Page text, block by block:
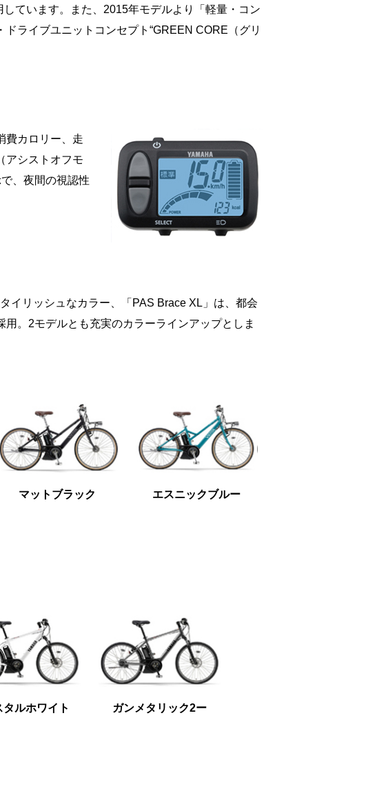
ています。また、2015年モデルより「軽量・コン
ライブユニットコンセプト“GREEN CORE（グリ
費カロリー、走
アシストオフモ
、夜間の視認性
イリッシュなカラー、「PAS Brace XL」は、都会
。2モデルとも充実のカラーラインアップとしま
マットブラック エスニックブルー
タルホワイト ガンメタリック2ー